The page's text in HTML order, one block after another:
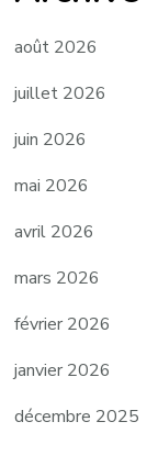
août 2026
juillet 2026
juin 2026
mai 2026
avril 2026
mars 2026
février 2026
janvier 2026
décembre 2025